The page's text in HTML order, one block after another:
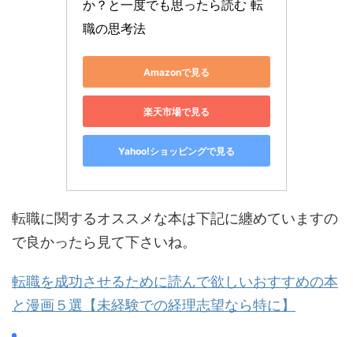
か？と一度でも思ったら読む 転
職の思考法
Amazonで見る
楽天市場で見る
Yahoo!ショッピングで見る
転職に関するオススメな本は下記に纏めていますの
で良かったら見て下さいね。
転職を成功させるために読んで欲しいおすすめの本
と漫画５選【未経験での経理志望なら特に】